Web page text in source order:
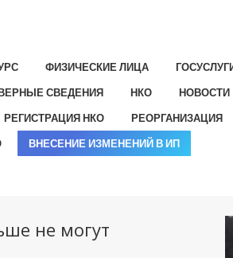
ФИЗИЧЕСКИЕ ЛИЦА
СВЕДЕНИЯ НКО НОВОСТИ
РЕГИСТРАЦИЯ НКО РЕОРГАНИЗАЦИЯ
ВНЕСЕНИЕ ИЗМЕНЕНИЙ В ИП
не могут